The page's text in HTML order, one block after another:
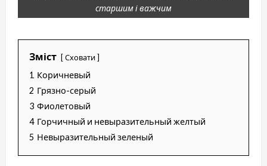
старшим і важчим
Зміст Сховати
1 Коричневый
2 Грязно-серый
3 Фиолетовый
4 Горчичный и невыразительный желтый
5 Невыразительный зеленый